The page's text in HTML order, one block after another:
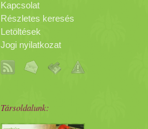
Kapcsolat
Részletes keresés
Letöltések
Jogi nyilatkozat
Társoldalunk: